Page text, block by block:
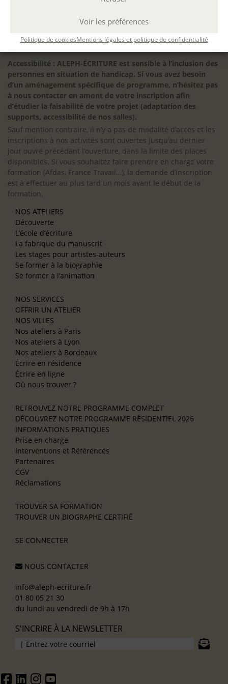
Voir les préférences
Politique de cookiesMentions légales et politique de confidentialité
Programmation des prochaines sessions en cours, n’hésitez
Accessibilité : ALEPH-ÉCRITURE est sensible à l’inclusion des
personnes en situation de handicap. Si vous avez besoin
d’un aménagement spécifique de programme, n’hésitez pas
à nous contacter en amont de votre inscription afin
d’étudier la faisabilité de votre projet (adaptation des
supports, accessibilité de nos salles).
Sauf mention contraire, il n’y a pas de modalité d’accès et les
inscriptions à nos activités sont ouvertes jusqu’au dernier
jour ouvré précédant l’ouverture, dans la limite des places
disponibles. Si vous souhaitez faire prendre en charge votre
formation (Afdas, France Travail…), la demande d’inscription
est à effectuer au plus tard un mois avant le début de la
formation.
NOS ATELIERS
Découverte
L’école d’écriture
La fabrique du manuscrit
Les stages pour artistes-auteurs
Se former à la biographie
Se former à l’animation
NOS SERVICES
OFFRIR UN ATELIER
NOS VILLES
Nos ateliers à Paris
Nos ateliers à Lyon
Nos ateliers à Bordeaux
Écrire en résidence
Écrire en ligne
Où nous trouver ?
RETROUVEZ NOTRE PROGRAMME COMPLET
DÉCOUVREZ NOTRE PROGRAMME RÉSIDENTIEL 2026
INFORMATIONS PRATIQUES
Prise en charge
Interventions et Références
Partenaires
CGV
Réclamations
TROUVER SA FORMATION
TROUVER UN BIOGRAPHE CERTIFIÉ
SE CONNECTER
NOUS CONTACTER
info@aleph-ecriture.fr
01 80 05 21 30
du lundi au vendredi de 9h à 17h
S'INCRIRE À LA NEWSLETTER